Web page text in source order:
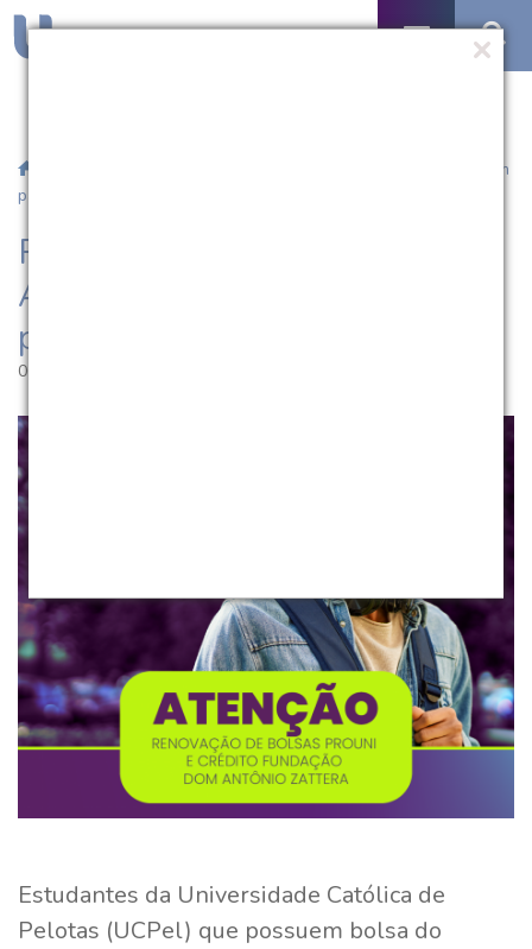
/ Prouni e Fundação Dom Antônio Zattera convocam
para renovação
Prouni e Fundação Dom
Antônio Zattera convocam
para renovação
06.10.2023 | 18:09
Estudantes da Universidade Católica de
Pelotas (UCPel) que possuem bolsa do